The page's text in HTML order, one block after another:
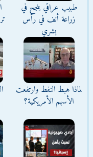
طبيب عراقي ينجح في
زراعة أنف في رأس
بشري
لماذا هبط النفط وارتفعت
الأسهم الأمريكية؟